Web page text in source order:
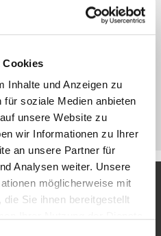
Cookies
Inhalte und Anzeigen zu
soziale Medien anbieten
unsere Website zu
wir Informationen zu Ihrer
an unsere Partner für
Analysen weiter. Unsere
möglicherweise mit
Sie ihnen bereitgestellt